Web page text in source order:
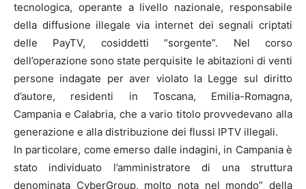
tecnologica, operante a livello nazionale, responsabile
della diffusione illegale via internet dei segnali criptati
delle PayTV, cosiddetti “sorgente”. Nel corso
dell’operazione sono state perquisite le abitazioni di venti
persone indagate per aver violato la Legge sul diritto
d’autore, residenti in Toscana, Emilia-Romagna,
Campania e Calabria, che a vario titolo provvedevano alla
generazione e alla distribuzione dei flussi IPTV illegali.
In particolare, come emerso dalle indagini, in Campania è
stato individuato l’amministratore di una struttura
denominata CyberGroup, molto nota nel mondo” della